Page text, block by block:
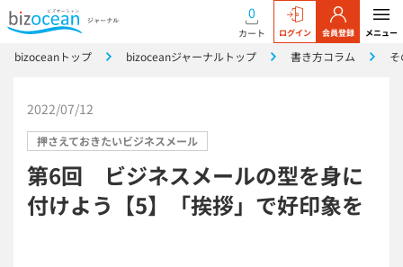
0
カート ログイン 会員登録 メニュー
bizoceanトップ bizoceanジャーナルトップ 書き方コラム
2022/07/12
押さえておきたいビジネスメール
第6回 ビジネスメールの型を身に
付けよう【5】「挨拶」で好印象を